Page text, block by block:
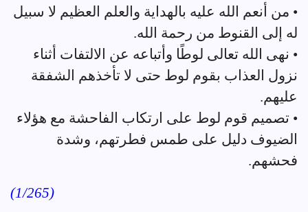
• من أنعم الله عليه بالهداية والعلم العظيم لا سبيل
له إلى القنوط من رحمة الله.
• نهى الله تعالى لوطًا وأتباعه عن الالتفات أثناء
نزول العذاب بقوم لوط حتى لا تأخذهم الشفقة
عليهم.
• تصميم قوم لوط على ارتكاب الفاحشة مع هؤلاء
الضيوف دليل على طمس فطرتهم، وشدة
فحشهم.
(1/265)